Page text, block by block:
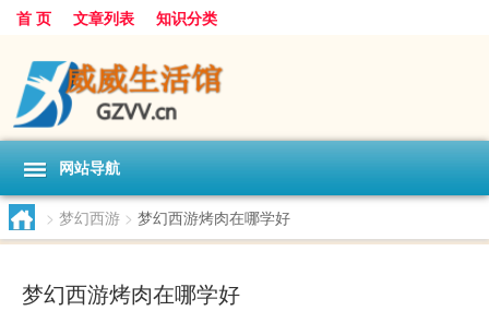
首 页 文章列表 知识分类
网站导航
> 梦幻西游 > 梦幻西游烤肉在哪学好
梦幻西游烤肉在哪学好